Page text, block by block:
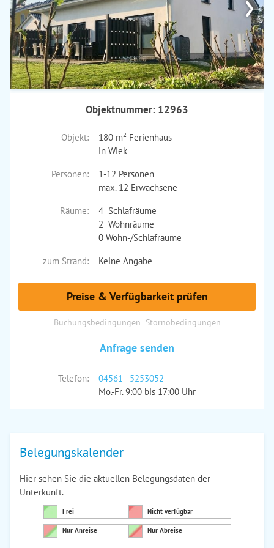
Objektnummer: 12963
Objekt:
180 m² Ferienhaus
in Wiek
Personen:
1-12 Personen
max. 12 Erwachsene
Räume:
4 Schlafräume
2 Wohnräume
0 Wohn-/Schlafräume
zum Strand:
Keine Angabe
Preise & Verfügbarkeit prüfen
Buchungsbedingungen Stornobedingungen
Anfrage senden
Telefon:
04561 - 5253052
Mo.-Fr. 9:00 bis 17:00 Uhr
Belegungskalender
Hier sehen Sie die aktuellen Belegungsdaten der
Unterkunft.
Frei Nicht verfügbar
Nur Anreise Nur Abreise